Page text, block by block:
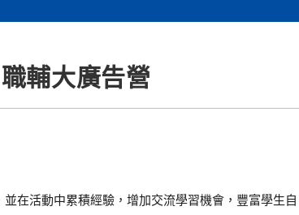
輔大廣告營
在活動中累積經驗，增加交流學習機會，豐富學生自